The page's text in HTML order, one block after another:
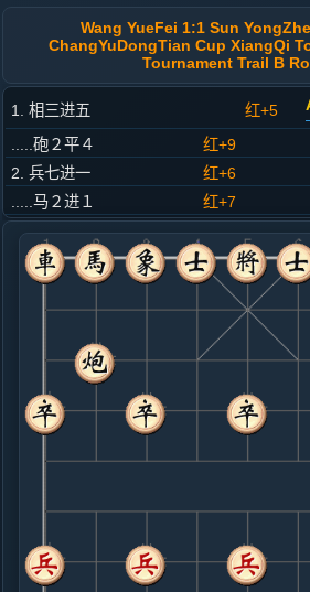
Wang YueFei 1:1 Sun
ChangYuDongTian Cup XiangQi
Tournament Trail B
1. 相三进五 红+5
.....砲２平４
红+9
2. 兵七进一
红+6
.....马２进１
红+7
3. 马八进七
红+5
.....车１平２
红+5
4. 车九平八
红+5
.....砲８平５
红+5
5. 炮八进四
红+0
.....马８进７
6. 马二进一
红+3
炮
.....马１退３
红+2
7. 炮八进二
红+2
8. 炮八退一
红+3
炮
.....砲５进１
红+3
9. 炮八进一
红+2